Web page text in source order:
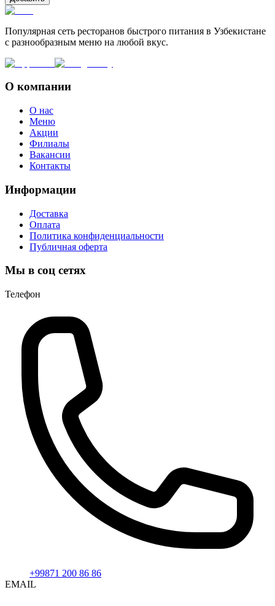
Популярная сеть ресторанов быстрого питания в Узбекистане
с разнообразным меню на любой вкус.
О компании
О нас
Меню
Акции
Филиалы
Вакансии
Контакты
Информации
Доставка
Оплата
Политика конфиденциальности
Публичная оферта
Мы в соц сетях
Телефон
+99871 200 86 86
EMAIL